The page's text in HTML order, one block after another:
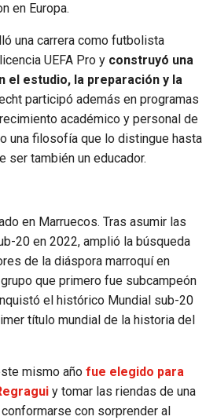
en Europa.
una carrera como futbolista
UEFA Pro y construyó una
el estudio, la preparación y la
participó además en programas
académico y personal de
una filosofía que lo distingue hasta
ser también un educador.
en Marruecos. Tras asumir las
20 en 2022, amplió la búsqueda
de la diáspora marroquí en
que primero fue subcampeón
el histórico Mundial sub-20
título mundial de la historia del
mismo año fue elegido para
y tomar las riendas de una
con sorprender al